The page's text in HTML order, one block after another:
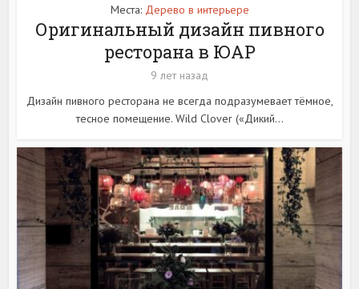
Места: Дерево в интерьере
Оригинальный дизайн пивного
ресторана в ЮАР
9 лет назад
Дизайн пивного ресторана не всегда подразумевает тёмное,
тесное помещение. Wild Clover («Дикий...